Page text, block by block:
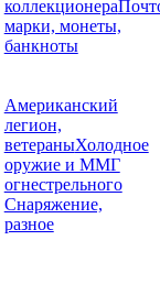
коллекционера
марки, монеты,
банкноты
Американский
легион,
ветераныХолодное
оружие и ММГ
огнестрельного
Снаряжение,
разное